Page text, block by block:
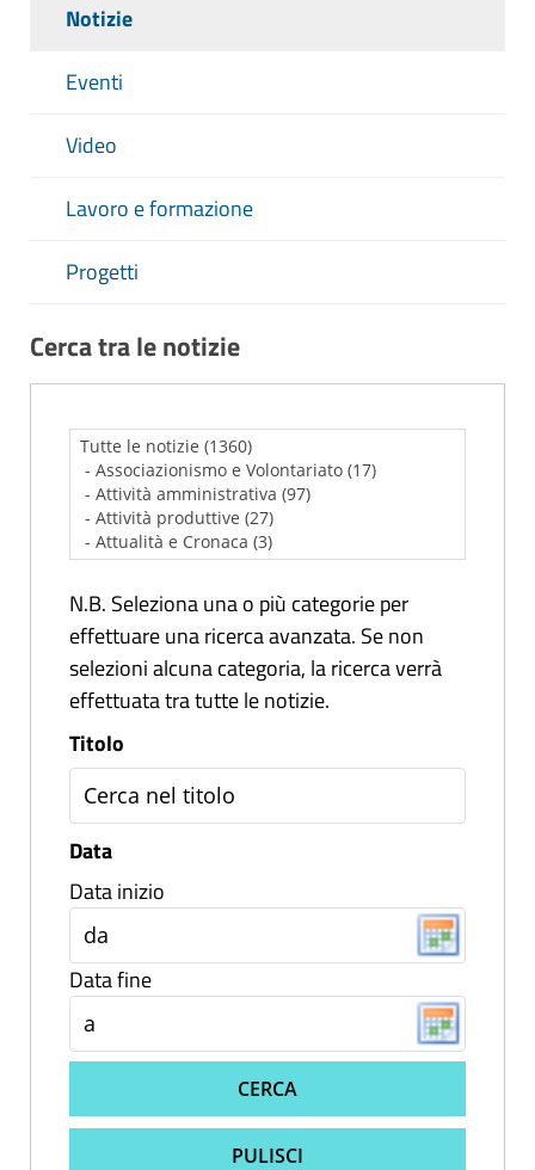
Notizie
Eventi
Video
Lavoro e formazione
Progetti
Cerca tra le notizie
N.B. Seleziona una o più categorie per
effettuare una ricerca avanzata. Se non
selezioni alcuna categoria, la ricerca verrà
effettuata tra tutte le notizie.
Titolo
Data
Data inizio
Data fine
CERCA
PULISCI